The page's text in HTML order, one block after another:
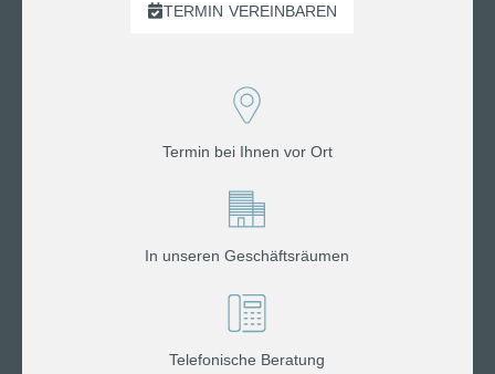
TERMIN VEREINBAREN
Termin bei Ihnen vor Ort
In unseren Geschäftsräumen
Telefonische Beratung